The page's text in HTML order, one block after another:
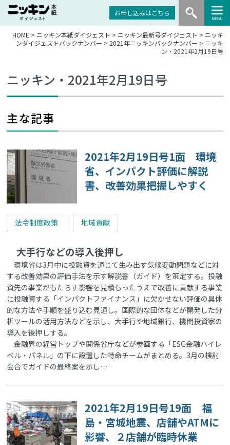
お申し込みはこちら
HOME > ニッキン本紙ダイジェスト > ニッキン最新号ダイジェスト > ニッキ
ンダイジェストバックナンバー > 2021年ニッキンバックナンバー > ニッキ
ン・2021年2月19日号
ニッキン・2021年2月19日号
主な記事
2021年2月19日号1面 環境
省、インパクト評価に解説
書、改善効果把握しやすく
法令制度政策 地域貢献
大手行などの導入後押し
環境省は3月中に投融資を通じて生み出す気候変動問題などに対
する改善効果の評価手法を示す解説書（ガイド）を策定する。投融
資先の事業がもたらす影響を見積もったうえで改善に貢献する事業
に投融資する「インパクトファイナンス」に欠かせない評価の具体
的な方法や手順を盛り込む見通し。国際的な団体などが開発した分
析ツールの活用方法などを示し、大手行や地域銀行、機関投資家の
導入を後押しする。
金融界の経営トップや関係省庁などが参画する「ESG金融ハイレ
ベル・パネル」の下に設置した特命チームがまとめる。3月の検討
会合でガイドの最終案を示し…
2021年2月19日号19面 福
島・宮城地震、店舗やATMに
影響、２店舗が臨時休業